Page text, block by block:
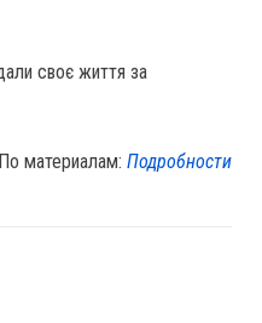
своє життя за
По материалам:Подробности